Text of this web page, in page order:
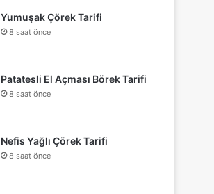
Yumuşak Çörek Tarifi
8 saat önce
Patatesli El Açması Börek Tarifi
8 saat önce
Nefis Yağlı Çörek Tarifi
8 saat önce